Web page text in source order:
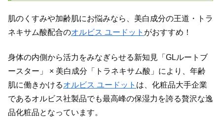
肌のくすみや加齢肌にお悩みなら、美白成分の王道・トラ
ネキサム酸配合のオルビス ユードット がおすすめ！
身体の内側から活力をみなぎらせる新知見「GLルートブ
ースター」 × 美白成分「トラネキサム酸」により、年齢
肌に働きかけるオルビス ユードット は、化粧品大手企業
であるオルビス社製品でも最高峰の保湿力を誇る贅沢な逸
品化粧品となっています。